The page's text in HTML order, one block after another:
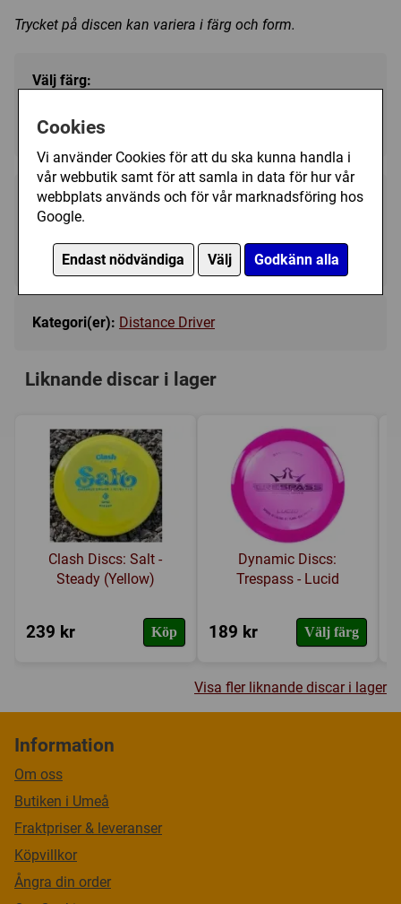
Cookies
Vi använder Cookies för att du ska kunna handla i
vår webbutik samt för att samla in data för hur vår
webbplats används och för vår marknadsföring hos
Google.
Endast nödvändiga Välj Godkänn alla
Trycket på discen kan variera i färg och form.
Välj färg:
Green - Ej i lager
259 kr
Tillfälligt slut
Kategori(er): Distance Driver
Liknande discar i lager
Clash Discs: Salt -
Steady (Yellow)
239 kr Köp
Dynamic Discs:
Trespass - Lucid
189 kr Välj färg
Visa fler liknande discar i lager
Information
Om oss
Butiken i Umeå
Fraktpriser & leveranser
Köpvillkor
Ångra din order